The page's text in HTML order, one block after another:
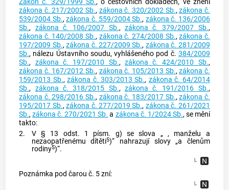
zákona č. 217/2002 Sb., zákona č. 320/2002 Sb.,zákona č.
539/2004 Sb.,zákona č. 559/2004 Sb., zákona č. 136/2006
Sb., zákona č. 106/2007 Sb., zákona č. 379/2007 Sb.,
zákona č. 140/2008 Sb., zákona č. 274/2008 Sb.,zákona č.
197/2009 Sb.,zákona č. 227/2009 Sb., zákona č. 281/2009
Sb., nálezu Ústavního soudu, vyhlášeného pod č. 384/2009
Sb., zákona č. 197/2010 Sb., zákona č. 424/2010 Sb.,
zákona č. 167/2012 Sb., zákona č. 105/2013 Sb.,zákona č.
159/2013 Sb.,zákona č. 303/2013 Sb., zákona č. 64/2014
Sb., zákona č. 318/2015 Sb., zákona č. 191/2016 Sb.,
zákona č. 298/2016 Sb., zákona č. 183/2017 Sb.,zákona č.
195/2017 Sb.,zákona č. 277/2019 Sb., zákona č. 261/2021
Sb.,zákona č. 270/2021 Sb. a zákona č. 1/2024 Sb., se mění
takto:
2.
V § 13 odst. 1 písm. g) se slova „ , manželu a
nezaopatřenému dítěti5)“ nahrazují slovy „a členům
rodiny5)“.
Poznámka pod čarou č. 5 zní: